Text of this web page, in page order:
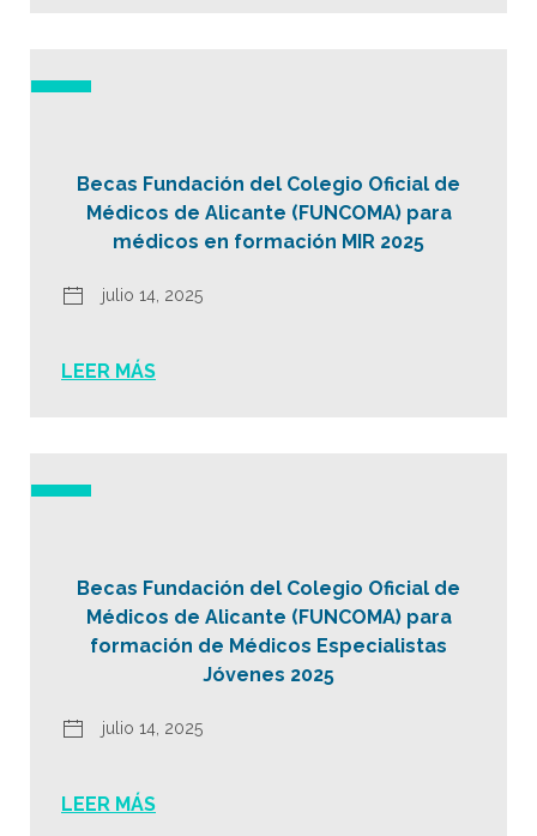
Becas Fundación del Colegio Oficial de
Médicos de Alicante (FUNCOMA) para
médicos en formación MIR 2025
julio 14, 2025
LEER MÁS
Becas Fundación del Colegio Oficial de
Médicos de Alicante (FUNCOMA) para
formación de Médicos Especialistas
Jóvenes 2025
julio 14, 2025
LEER MÁS